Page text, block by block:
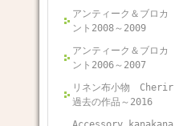
アンティーク＆ブロカ
ント2008～2009
アンティーク＆ブロカ
ント2006～2007
リネン布小物 Cherir
過去の作品～2016